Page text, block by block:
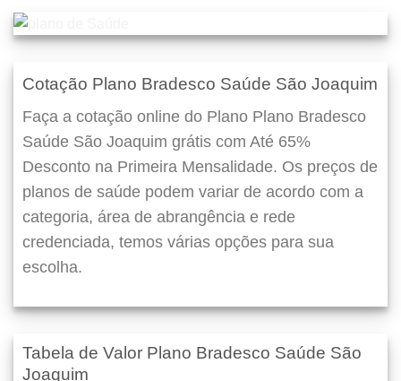
Cotação Plano Bradesco Saúde São Joaquim
Faça a cotação online do Plano Plano Bradesco
Saúde São Joaquim grátis com Até 65%
Desconto na Primeira Mensalidade. Os preços de
planos de saúde podem variar de acordo com a
categoria, área de abrangência e rede
credenciada, temos várias opções para sua
escolha.
Tabela de Valor Plano Bradesco Saúde São
Joaquim